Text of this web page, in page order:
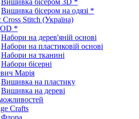
Вишивка бісером на одязі *
Cross Stitch (Україна)
*
Набори на дерев'яній основі
Набори на пластиковій основі
Набори на тканині
Набори бісерні
Марія
Вишивка на пластику
Вишивка на дереві
Crafts
Флора